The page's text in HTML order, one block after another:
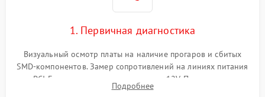
Механические повреждения
1. Первичная диагностика
Визуальный осмотр платы на наличие прогаров и сбитых
SMD-компонентов. Замер сопротивлений на линиях питания
PCI-E и дополнительных разъемах 12V. Проверка на
короткое замыкание основных дросселей питания GPU и
Подробнее